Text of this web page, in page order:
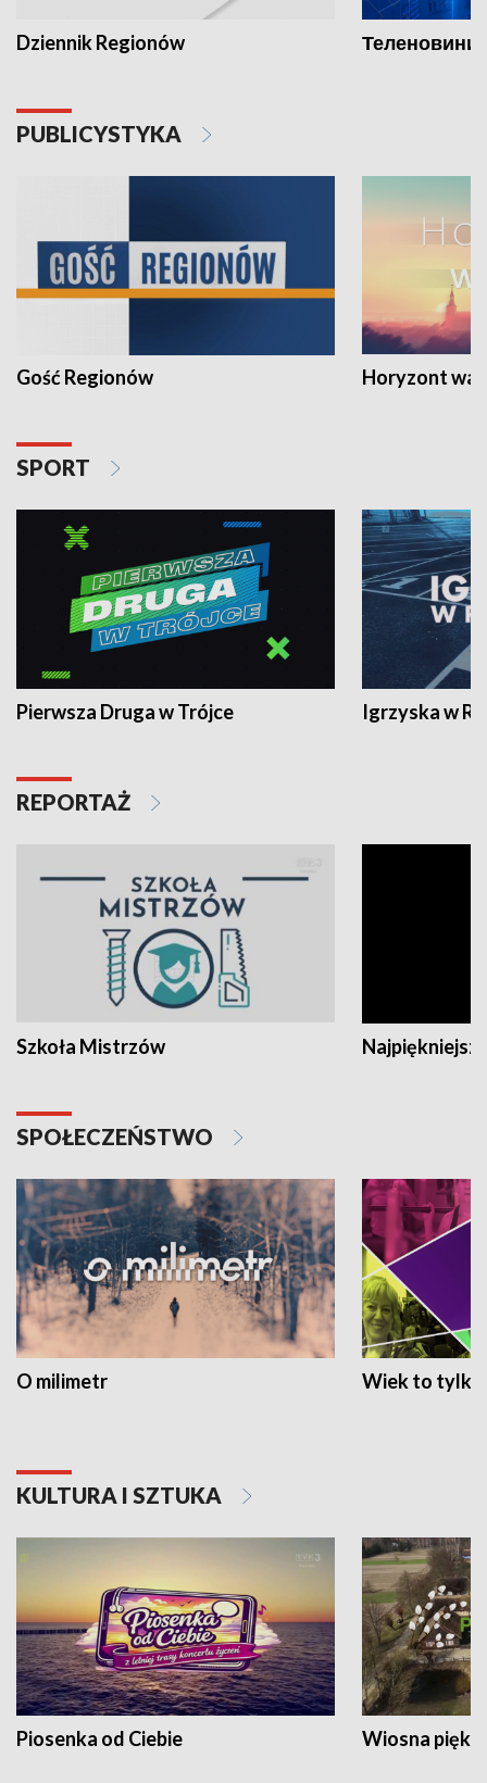
Dziennik Regionów Теленовини
PUBLICYSTYKA
Gość Regionów Horyzont
SPORT
Pierwsza Druga w Trójce Igrzyska w
REPORTAŻ
Szkoła Mistrzów
SPOŁECZEŃSTWO
O milimetr Wiek to tylko
KULTURA I SZTUKA
Piosenka od Ciebie Wiosna